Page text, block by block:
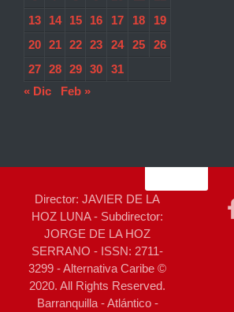
13
14 15 16 17 18
19
20
21 22 23 24 25
26
27
28 29 30
31
« Dic
Feb »
Director: JAVIER DE LA
HOZ LUNA - Subdirector:
JORGE DE LA HOZ
SERRANO - ISSN: 2711-
3299 - Alternativa Caribe ©
2020. All Rights Reserved.
Barranquilla - Atlántico -